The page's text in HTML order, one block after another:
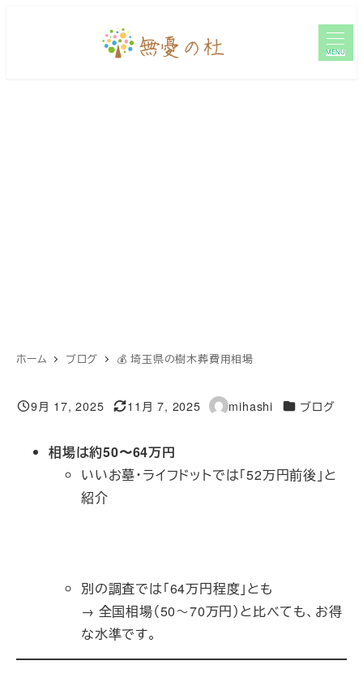
MENU
ホーム ブログ 💰 埼玉県の樹木葬費用相場
投稿日
9月 17, 2025
更新日
11月 7, 2025
著
mihashi カテゴリー
ブログ
相場は約50〜64万円
いいお墓・ライフドットでは「52万円前後」と
紹介
別の調査では「64万円程度」とも
→ 全国相場（50～70万円）と比べても、お得
な水準です。